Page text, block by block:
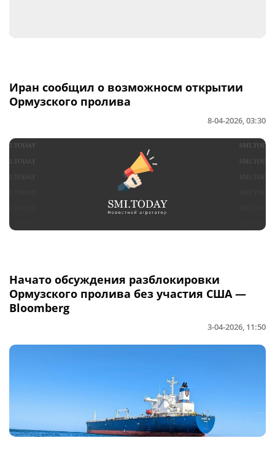
Иран сообщил о возможносм открытии
Ормузского пролива
8-04-2026, 03:30
Начато обсуждения разблокировки
Ормузского пролива без участия США —
Bloomberg
3-04-2026, 11:50